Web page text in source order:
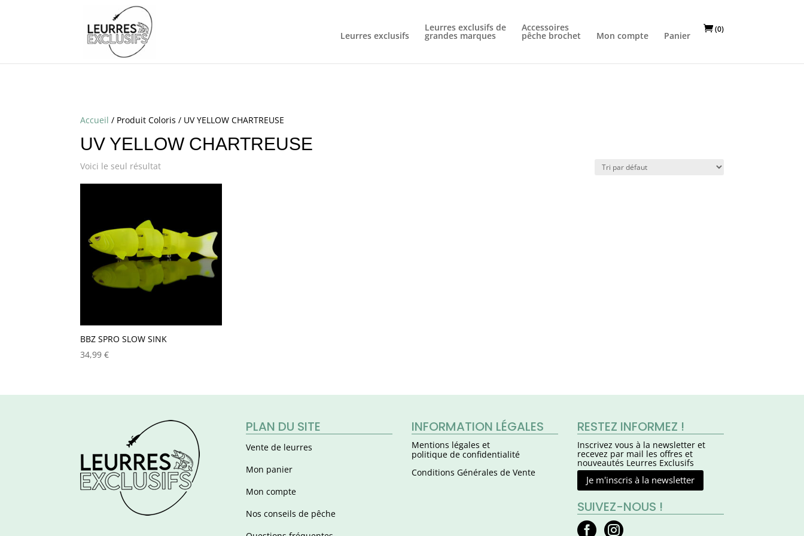
Leurres exclusifs
Leurres exclusifs de
grandes marques
Accessoires
pêche brochet Mon compte Panier
(0)
Accueil / Produit Coloris / UV YELLOW CHARTREUSE
UV YELLOW CHARTREUSE
Voici le seul résultat
BBZ SPRO SLOW SINK
34,99€
PLAN DU SITE
Vente de leurres
Mon panier
Mon compte
Nos conseils de pêche
INFORMATION LÉGALES
Mentions légales et
politique de confidentialité
Conditions Générales de Vente
RESTEZ INFORMEZ !
Inscrivez vous à la newsletter et
recevez par mail les offres et
nouveautés Leurres Exclusifs
Je m'inscris à la newsletter
SUIVEZ-NOUS !
 